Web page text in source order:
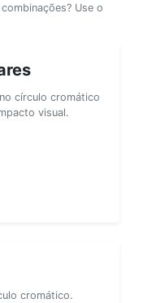
Use o
círculo cromático
visual.
cromático.